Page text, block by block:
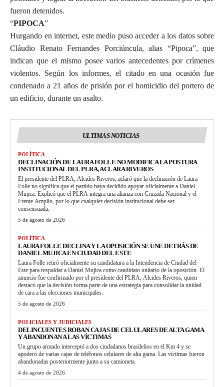
fueron detenidos.
“PIPOCA”
Hurgando en internet, este medio puso acceder a los datos sobre
Cláudio Renato Fernandes Porciúncula, alias “Pipoca”, que
indican que el mismo posee varios antecedentes por crímenes
violentos. Según los informes, el citado en una ocasión fue
condenado a 21 años de prisión por el homicidio del portero de
un edificio, durante un asalto.
ULTIMAS NOTICIAS
POLÍTICA
DECLINACIÓN DE LAURA FOLLE NO MODIFICA LA POSTURA
INSTITUCIONAL DEL PLRA, ACLARA RIVEROS
El presidente del PLRA, Alcides Riveros, aclaró que la declinación de Laura
Folle no significa que el partido haya decidido apoyar oficialmente a Daniel
Mujica. Explicó que el PLRA integra una alianza con Cruzada Nacional y el
Frente Amplio, por lo que cualquier decisión institucional debe ser
consensuada.
5 de agosto de 2026
POLÍTICA
LAURA FOLLE DECLINA Y LA OPOSICIÓN SE UNE DETRÁS DE
DANIEL MUJICA EN CIUDAD DEL ESTE
Laura Folle retiró oficialmente su candidatura a la Intendencia de Ciudad del
Este para respaldar a Daniel Mujica como candidato unitario de la oposición. El
anuncio fue confirmado por el presidente del PLRA, Alcides Riveros, quien
destacó que la decisión forma parte de una estrategia para consolidar la unidad
de cara a las elecciones municipales.
5 de agosto de 2026
POLICIALES Y JUDICIALES
DELINCUENTES ROBAN CAJAS DE CELULARES DE ALTA GAMA
Y ABANDONAN A LAS VÍCTIMAS
Un grupo armado interceptó a dos ciudadanos brasileños en el Km 4 y se
apoderó de varias cajas de teléfonos celulares de alta gama. Las víctimas fueron
abandonadas posteriormente junto a su camioneta.
4 de agosto de 2026